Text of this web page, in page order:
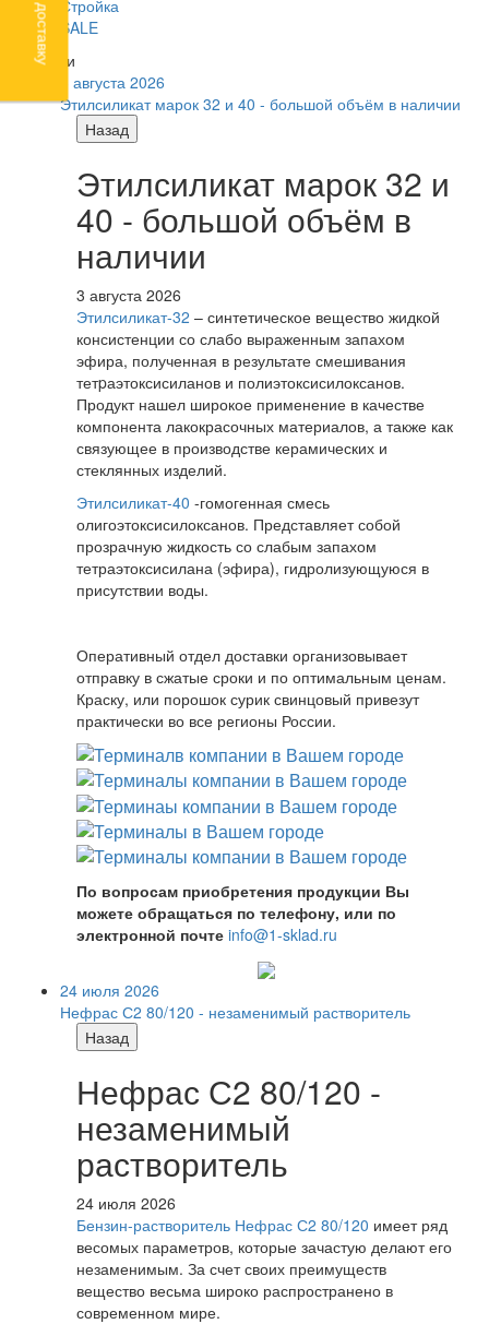
Стройка
SALE
Новости
3 августа 2026
Этилсиликат марок 32 и 40 - большой объём в наличии
Назад
Этилсиликат марок 32 и
40 - большой объём в
наличии
3 августа 2026
Этилсиликат-32 – синтетическое вещество жидкой
консистенции со слабо выраженным запахом
эфира, полученная в результате смешивания
тетpаэтоксисиланов и полиэтоксисилоксанов.
Продукт нашел широкое применение в качестве
компонента лакокрасочных материалов, а также как
связующее в производстве керамических и
стеклянных изделий.
Этилсиликат-40 -гомогенная смесь
олигоэтоксисилоксанов. Представляет собой
прозрачную жидкость со слабым запахом
тетраэтоксисилана (эфира), гидролизующуюся в
присутствии воды.
Оперативный отдел доставки организовывает
отправку в сжатые сроки и по оптимальным ценам.
Краску, или порошок сурик свинцовый привезут
практически во все регионы России.
По вопросам приобретения продукции Вы
можете обращаться по телефону, или по
электронной почте info@1-sklad.ru
24 июля 2026
Нефрас С2 80/120 - незаменимый растворитель
Назад
Нефрас С2 80/120 -
незаменимый
растворитель
24 июля 2026
Бензин-растворитель Нефрас С2 80/120 имеет ряд
весомых параметров, которые зачастую делают его
незаменимым. За счет своих преимуществ
вещество весьма широко распространено в
современном мире.